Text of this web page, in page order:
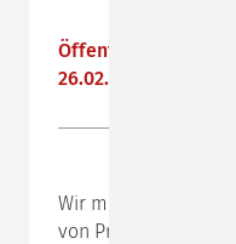
Öffentlicher Vortrag
26.02.2020
Wir möchten Sie
von Prof. Schulz